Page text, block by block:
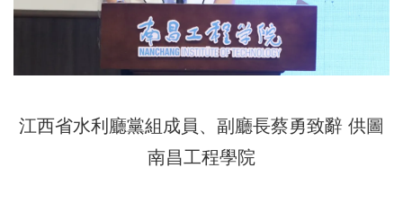
江西省水利廳黨組成員、副廳長蔡勇致辭 供圖
南昌工程學院